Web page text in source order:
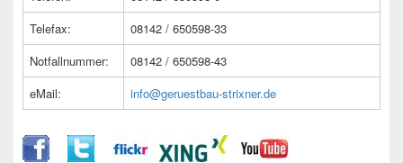
Telefax:
08142 / 650598-33
Notfallnummer:
08142 / 650598-43
eMail:
info@geruestbau-strixner.de